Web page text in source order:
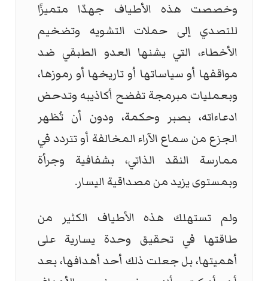
وخصصت هذه الأطياف جهدّا متميزًا
للتصدي إلى حملات التشويه وتضخيم
الأخطاء، التي يشنها العدو الطبقي ضد
مواقفها أو سياساتها أو تاريخها أو رموزها،
وبعمليات مبرمجة تفضح أكاذيبه وتدحض
ادعاءاته، بصبر وحكمة، ودون أن تُظهر
الجزع من سماع الآراء المخالفة أو تتردد في
ممارسة النقد الذاتي، بشفافية وجرأة
وبمستوى يزيد من مصداقية اليسار.
ولم تستهلك هذه الأطياف الكثير من
طاقتها في تحقيق وحدة يسارية على
أهميتها، بل جعلت ذلك أحد أهدافها، بعد